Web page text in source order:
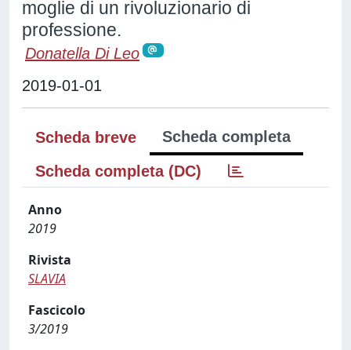
moglie di un rivoluzionario di
professione.
Donatella Di Leo
2019-01-01
Scheda breve
Scheda completa
Scheda completa (DC)
Anno
2019
Rivista
SLAVIA
Fascicolo
3/2019